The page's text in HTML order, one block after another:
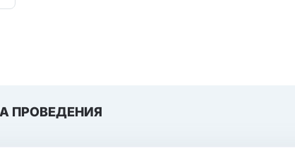
ПРОВЕДЕНИЯ